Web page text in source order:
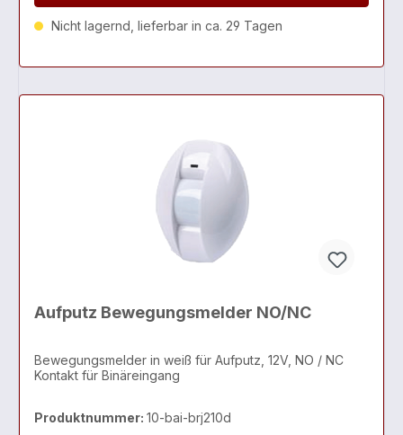
Nicht lagernd, lieferbar in ca. 29 Tagen
Aufputz Bewegungsmelder NO/NC
Bewegungsmelder in weiß für Aufputz, 12V, NO / NC
Kontakt für Binäreingang
Produktnummer: 10-bai-brj210d